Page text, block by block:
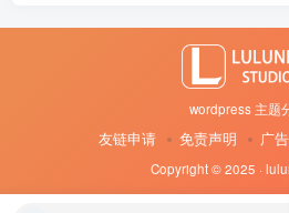
wordpress 主题
友链申请 免责声明 广
Copyright © 2025 ·